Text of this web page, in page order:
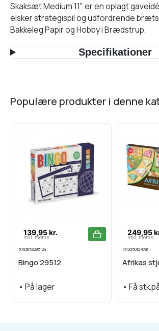
Skaksæt Medium 11" er en oplagt
elsker strategispil og udfordrende
Bakkeleg Papir og Hobby i Brædstrup.
Specifikationer
populære produkter i denne
139,95 kr.
Inkl. moms
5703653295124
Bingo 29512
• På lager
249,95
Inkl. moms
7312350127096
Afrikas
• Få